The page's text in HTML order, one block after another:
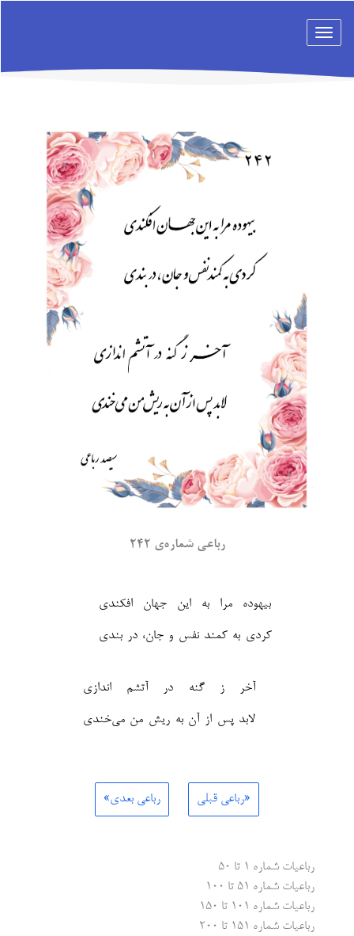
Toggle
رباعی شماره‌ی ۲۴۲
بیهوده مرا به این جهان افکندی
کردی به کمند نفس و جان، در بندی‎
آخر ز گنه در آتشم اندازی
لابد پس از آن به ریش من می‌خندی
«رباعی قبلی رباعی بعدی»
رباعیات شماره ۱ تا ۵۰
رباعیات شماره ۵۱ تا ۱۰۰
رباعیات شماره ۱۰۱ تا ۱۵۰
رباعیات شماره ۱۵۱ تا ۲۰۰